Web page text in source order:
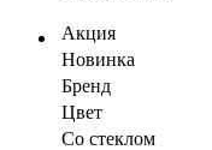
Акция
Новинка
Бренд
Цвет
Со стеклом